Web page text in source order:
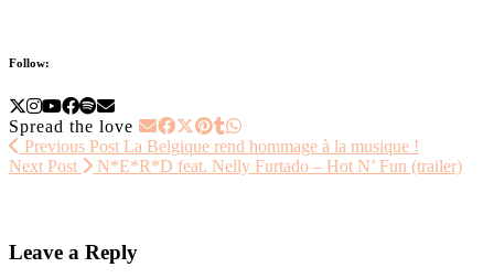
Follow:
Spread the love
Previous Post La Belgique rend hommage à la musique !
Next Post
N*E*R*D feat. Nelly Furtado – Hot N’ Fun (trailer)
Leave a Reply